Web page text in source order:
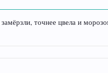
точнее цвела и